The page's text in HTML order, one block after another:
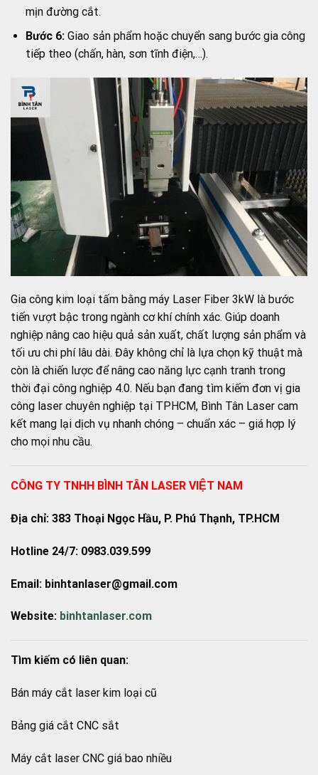
mịn đường cắt.
Bước 6:Giao sản phẩm hoặc chuyển sang bước gia công
tiếp theo (chấn, hàn, sơn tĩnh điện,…).
Gia công kim loại tấm bằng máy Laser Fiber 3kW là bước
tiến vượt bậc trong ngành cơ khí chính xác. Giúp doanh
nghiệp nâng cao hiệu quả sản xuất, chất lượng sản phẩm và
tối ưu chi phí lâu dài. Đây không chỉ là lựa chọn kỹ thuật mà
còn là chiến lược để nâng cao năng lực cạnh tranh trong
thời đại công nghiệp 4.0. Nếu bạn đang tìm kiếm đơn vị gia
công laser chuyên nghiệp tại TPHCM, Bình Tân Laser cam
kết mang lại dịch vụ nhanh chóng – chuẩn xác – giá hợp lý
cho mọi nhu cầu.
CÔNG TY TNHH BÌNH TÂN LASER VIỆT NAM
Địa chỉ: 383 Thoại Ngọc Hầu, P. Phú Thạnh, TP.HCM
Hotline 24/7: 0983.039.599
Email: binhtanlaser@gmail.com
Website: binhtanlaser.com
Tìm kiếm có liên quan:
Bán máy cắt laser kim loại cũ
Bảng giá cắt CNC sắt
Máy cắt laser CNC giá bao nhiều